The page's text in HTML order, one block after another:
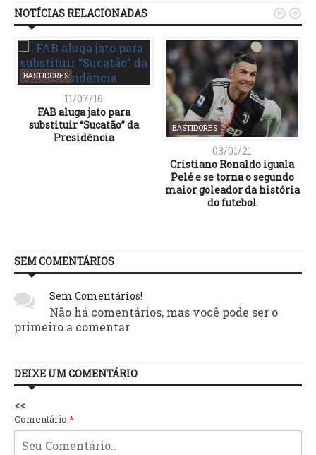
NOTÍCIAS RELACIONADAS
BASTIDORES
11/07/16
FAB aluga jato para
substituir “Sucatão” da
Presidência
BASTIDORES
03/01/21
Cristiano Ronaldo iguala
Pelé e se torna o segundo
maior goleador da história
do futebol
 
SEM COMENTÁRIOS
Sem Comentários!
Não há comentários, mas você pode ser o
primeiro a comentar.
DEIXE UM COMENTÁRIO
<<
Comentário:*